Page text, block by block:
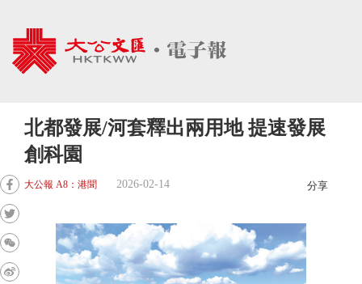
北都發展/河套釋出兩用地 提速發展
創科園
大公報 A8：港聞 2026-02-14 分享